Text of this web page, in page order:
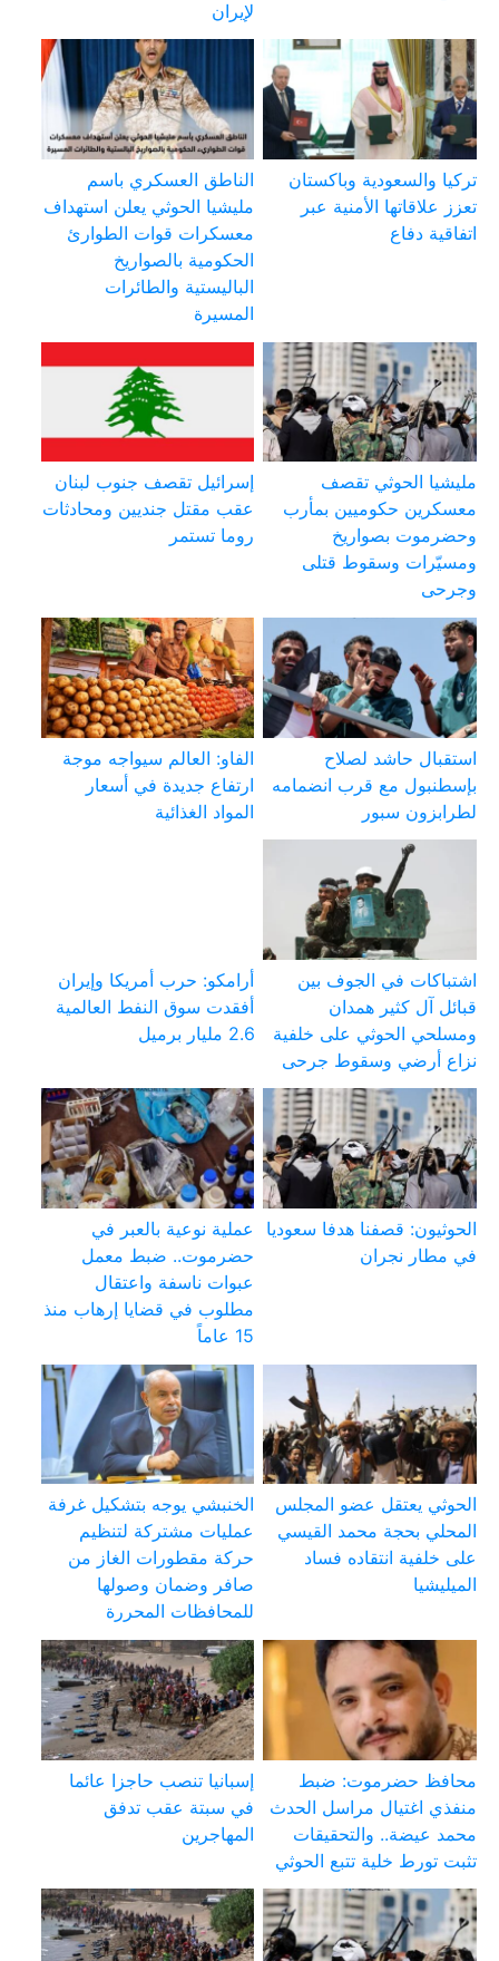
لإيران
تركيا والسعودية وباكستان
تعزز علاقاتها الأمنية عبر
اتفاقية دفاع
الناطق العسكري باسم
مليشيا الحوثي يعلن استهداف
معسكرات قوات الطوارئ
الحكومية بالصواريخ
الباليستية والطائرات
المسيرة
مليشيا الحوثي تقصف
معسكرين حكوميين بمأرب
وحضرموت بصواريخ
ومسيّرات وسقوط قتلى
وجرحى
إسرائيل تقصف جنوب لبنان
عقب مقتل جنديين ومحادثات
روما تستمر
استقبال حاشد لصلاح
بإسطنبول مع قرب انضمامه
لطرابزون سبور
الفاو: العالم سيواجه موجة
ارتفاع جديدة في أسعار
المواد الغذائية
اشتباكات في الجوف بين
قبائل آل كثير همدان
ومسلحي الحوثي على خلفية
نزاع أرضي وسقوط جرحى
أرامكو: حرب أمريكا وإيران
أفقدت سوق النفط العالمية
2.6 مليار برميل
الحوثيون: قصفنا هدفا سعوديا
في مطار نجران
عملية نوعية بالعبر في
حضرموت.. ضبط معمل
عبوات ناسفة واعتقال
مطلوب في قضايا إرهاب منذ
15 عاماً
الحوثي يعتقل عضو المجلس
المحلي بحجة محمد القيسي
على خلفية انتقاده فساد
الميليشيا
الخنبشي يوجه بتشكيل غرفة
عمليات مشتركة لتنظيم
حركة مقطورات الغاز من
صافر وضمان وصولها
للمحافظات المحررة
محافظ حضرموت: ضبط
منفذي اغتيال مراسل الحدث
محمد عيضة.. والتحقيقات
تثبت تورط خلية تتبع الحوثي
إسبانيا تنصب حاجزا عائما
في سبتة عقب تدفق
المهاجرين